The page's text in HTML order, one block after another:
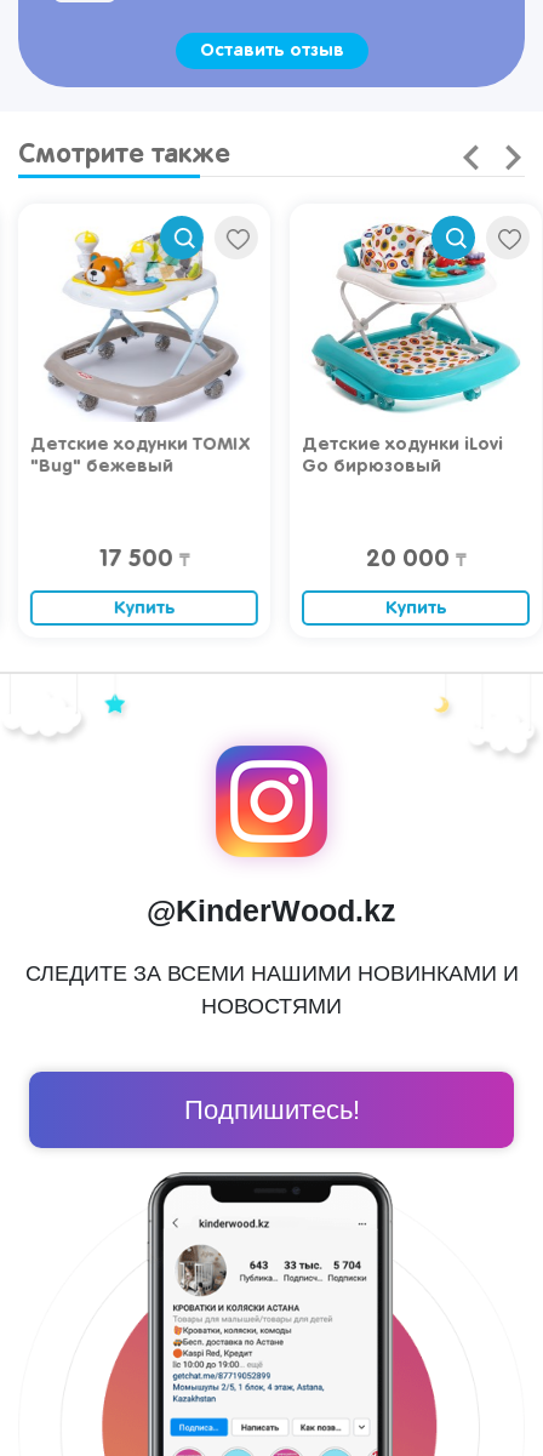
Оставить отзыв
Смотрите также
Детские ходунки TOMIX
"Bug" бежевый
17 500₸
Купить
Детские ходунки iLovi
Go бирюзовый
20 000₸
Купить
@KinderWood.kz
СЛЕДИТЕ ЗА ВСЕМИ НАШИМИ НОВИНКАМИ И
НОВОСТЯМИ
Подпишитесь!